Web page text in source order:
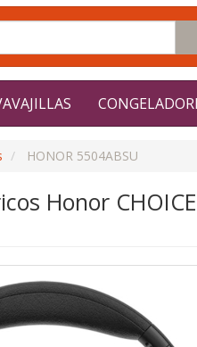
HONOR 5504ABSU
Honor